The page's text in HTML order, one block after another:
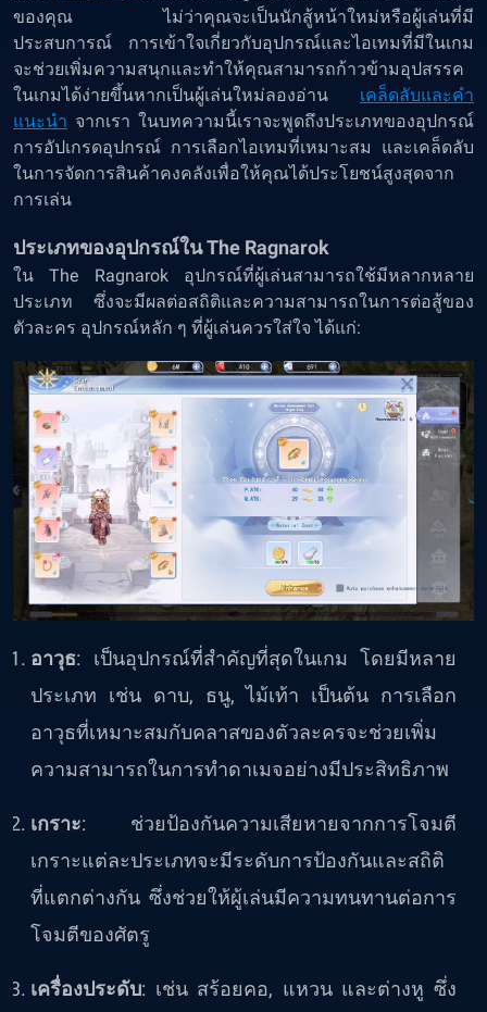
ของคุณ ไม่ว่าคุณจะเป็นนักสู้หน้าใหม่หรือผู้เล่นที่มี
ประสบการณ์ การเข้าใจเกี่ยวกับอุปกรณ์และไอเทมที่มีในเกม
จะช่วยเพิ่มความสนุกและทำให้คุณสามารถก้าวข้ามอุปสรรค
ในเกมได้ง่ายขึ้นหากเป็นผู้เล่นใหม่ลองอ่าน เคล็ดลับและคำ
แนะนำ จากเรา ในบทความนี้เราจะพูดถึงประเภทของอุปกรณ์
การอัปเกรดอุปกรณ์ การเลือกไอเทมที่เหมาะสม และเคล็ดลับ
ในการจัดการสินค้าคงคลังเพื่อให้คุณได้ประโยชน์สูงสุดจาก
การเล่น
ประเภทของอุปกรณ์ใน The Ragnarok
ใน The Ragnarok อุปกรณ์ที่ผู้เล่นสามารถใช้มีหลากหลาย
ประเภท ซึ่งจะมีผลต่อสถิติและความสามารถในการต่อสู้ของ
ตัวละคร อุปกรณ์หลัก ๆ ที่ผู้เล่นควรใส่ใจ ได้แก่:
อาวุธ: เป็นอุปกรณ์ที่สำคัญที่สุดในเกม โดยมีหลาย
ประเภท เช่น ดาบ, ธนู, ไม้เท้า เป็นต้น การเลือก
อาวุธที่เหมาะสมกับคลาสของตัวละครจะช่วยเพิ่ม
ความสามารถในการทำดาเมจอย่างมีประสิทธิภาพ
เกราะ: ช่วยป้องกันความเสียหายจากการโจมตี
เกราะแต่ละประเภทจะมีระดับการป้องกันและสถิติ
ที่แตกต่างกัน ซึ่งช่วยให้ผู้เล่นมีความทนทานต่อการ
โจมตีของศัตรู
เครื่องประดับ: เช่น สร้อยคอ, แหวน และต่างหู ซึ่ง